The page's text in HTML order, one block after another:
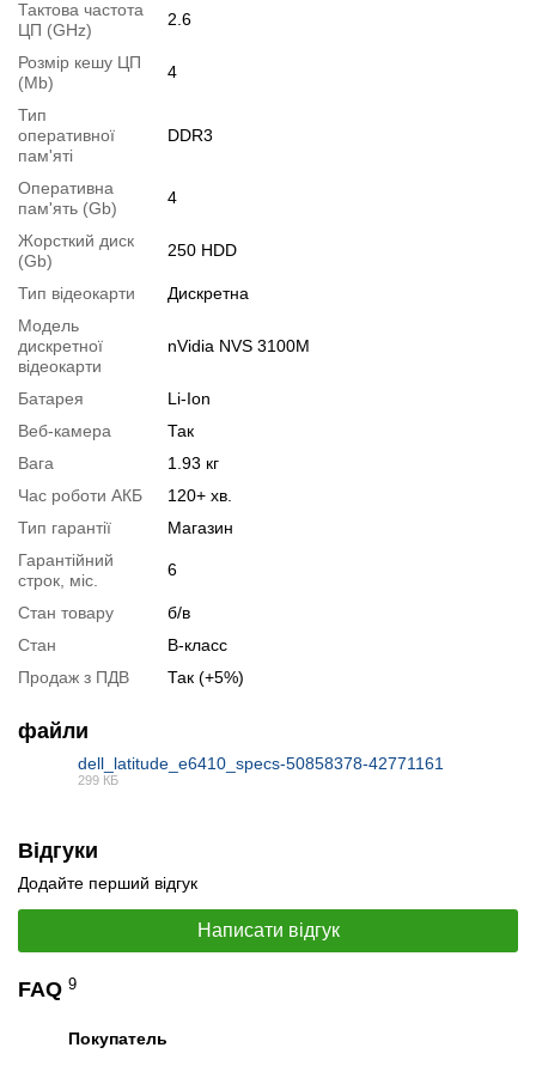
2. Збільшення розміру HDD
Ви можете розширити строк гарантії на
Можлива також комплектація
Для цього додайте в корзину відповідну позицію з розділу
"Аксесуари
Специфікація, тести та технічні звіти
Специфікація процесора:
Тестування процесора:
Специфікація відеокарти:nVidia NVS 3100M
Тестування відеокарти:
📧
Запит оптової ціни
Слідкувати в Instagram
Слідкувати на Facebook
Тактова частота
ЦП (GHz)
2.6
Розмір кешу ЦП
(Mb)
4
Тип
оперативної
пам'яті
DDR3
Оперативна
пам'ять (Gb)
4
Жорсткий диск
(Gb)
250 HDD
Тип відеокарти
Дискретна
Модель
дискретної
відеокарти
nVidia NVS 3100M
Батарея
Li-Ion
Веб-камера
Так
Вага
1.93 кг
Час роботи АКБ
120+ хв.
Тип гарантії
Магазин
Гарантійний
строк, міс.
6
Стан товару
б/в
Стан
B-класс
Продаж з ПДВ
Так (+5%)
файли
dell_latitude_e6410_specs-50858378-42771161
299 КБ
Відгуки
Додайте перший відгук
Написати відгук
FAQ 9
Покупатель